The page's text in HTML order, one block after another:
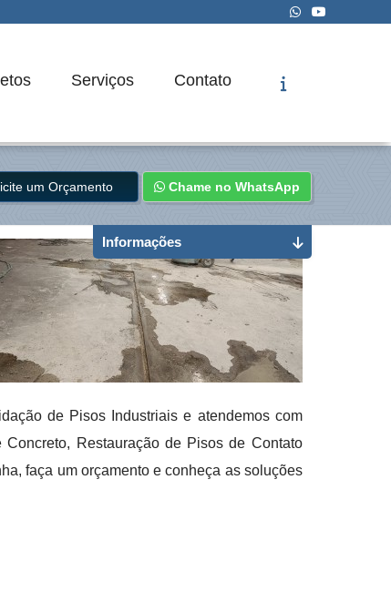
Serviços Contato
um Orçamento Chame no WhatsApp
de Pisos Industriais e atendemos com
Restauração de Pisos de Contato
faça um orçamento e conheça as soluções
Informações